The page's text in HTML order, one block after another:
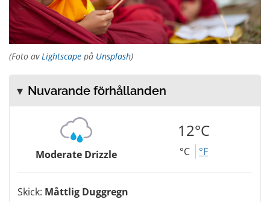
(Foto av Lightscape på Unsplash)
Nuvarande förhållanden
Moderate Drizzle
12°C
°C °F
Skick: Måttlig Duggregn